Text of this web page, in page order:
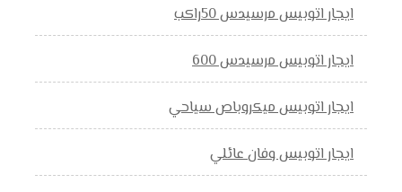
ايجار اتوبيس مرسيدس 50راكب
ايجار اتوبيس مرسيدس 600
ايجار اتوبيس ميكروباص سياحي
ايجار اتوبيس وفان عائلي